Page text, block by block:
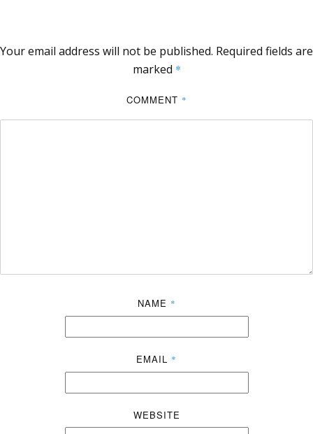
Your email address will not be published. Required fields are
marked *
COMMENT *
NAME *
EMAIL *
WEBSITE